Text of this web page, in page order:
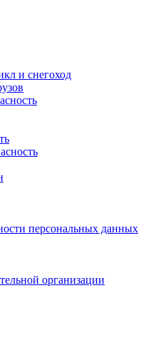
и снегоход
персональных данных
организации